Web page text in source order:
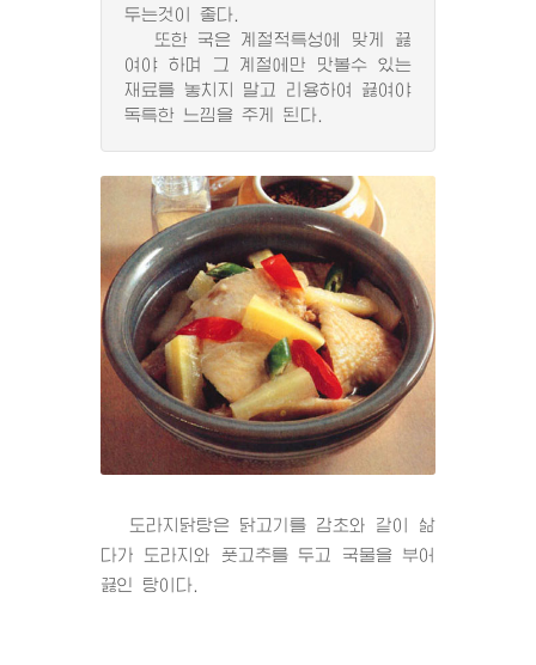
두는것이 좋다.
또한 국은 계절적특성에 맞게 끓
여야 하며 그 계절에만 맛볼수 있는
재료를 놓치지 말고 리용하여 끓여야
독특한 느낌을 주게 된다.
도라지닭탕은 닭고기를 감초와 같이 삶
다가 도라지와 풋고추를 두고 국물을 부어
끓인 탕이다.